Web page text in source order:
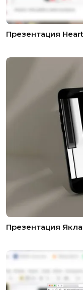
Презентация
Презентация